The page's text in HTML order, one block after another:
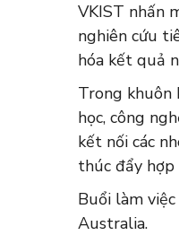
VKIST nhấn
nghiên cứu
hóa kết quả
Trong khuôn
học, công
kết nối các
thúc đẩy hợp
Buổi làm
Australia.